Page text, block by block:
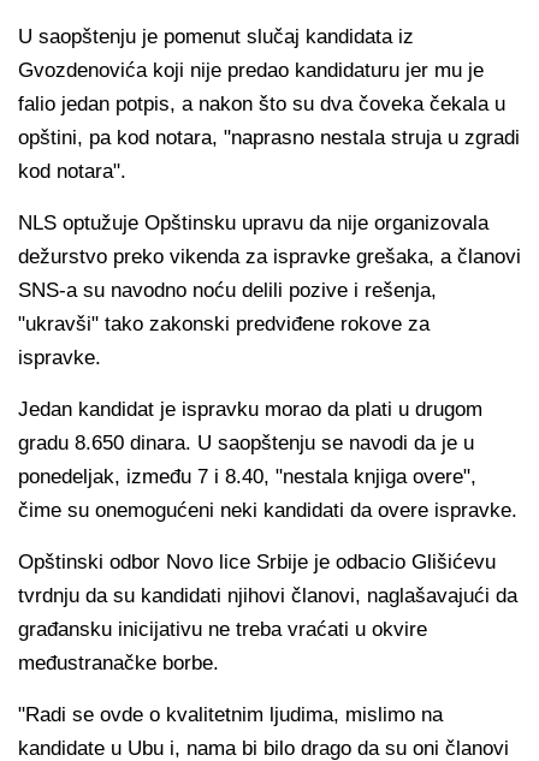
U saopštenju je pomenut slučaj kandidata iz
Gvozdenovića koji nije predao kandidaturu jer mu je
falio jedan potpis, a nakon što su dva čoveka čekala u
opštini, pa kod notara, "naprasno nestala struja u zgradi
kod notara".
NLS optužuje Opštinsku upravu da nije organizovala
dežurstvo preko vikenda za ispravke grešaka, a članovi
SNS-a su navodno noću delili pozive i rešenja,
"ukravši" tako zakonski predviđene rokove za
ispravke.
Jedan kandidat je ispravku morao da plati u drugom
gradu 8.650 dinara. U saopštenju se navodi da je u
ponedeljak, između 7 i 8.40, "nestala knjiga overe",
čime su onemogućeni neki kandidati da overe ispravke.
Opštinski odbor Novo lice Srbije je odbacio Glišićevu
tvrdnju da su kandidati njihovi članovi, naglašavajući da
građansku inicijativu ne treba vraćati u okvire
međustranačke borbe.
"Radi se ovde o kvalitetnim ljudima, mislimo na
kandidate u Ubu i, nama bi bilo drago da su oni članovi